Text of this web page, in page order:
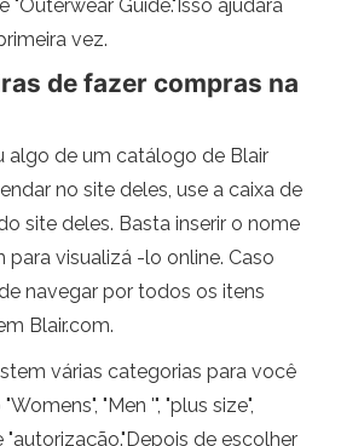
"Outerwear Guide."Isso ajudará
vez.
de fazer compras na
algo de um catálogo de Blair
no site deles, use a caixa de
site deles. Basta inserir o nome
visualizá -lo online. Caso
navegar por todos os itens
Blair.com.
várias categorias para você
"Men '", "plus size",
"autorização."Depois de escolher